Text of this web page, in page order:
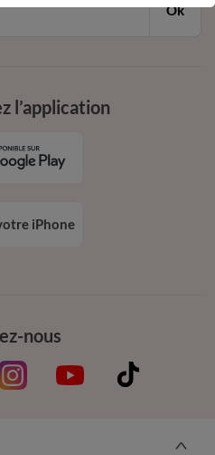
Ok
nous
l’application
iPhone